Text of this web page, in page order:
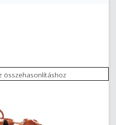
összehasonlításhoz